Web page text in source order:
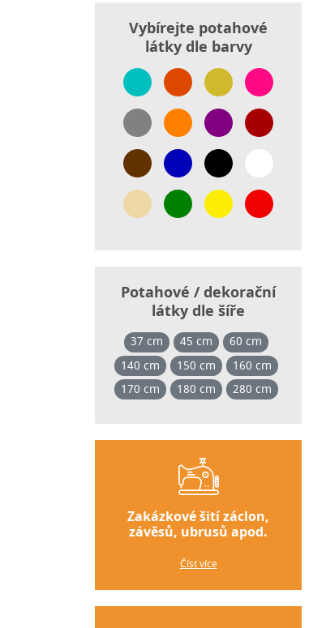
Vybírejte potahové
látky dle barvy
Potahové / dekorační
látky dle šíře
37 cm 45 cm
60 cm
140 cm
150 cm
160 cm
170 cm
180 cm 280 cm
Zakázkové šití záclon,
závěsů, ubrusů apod.
Číst více